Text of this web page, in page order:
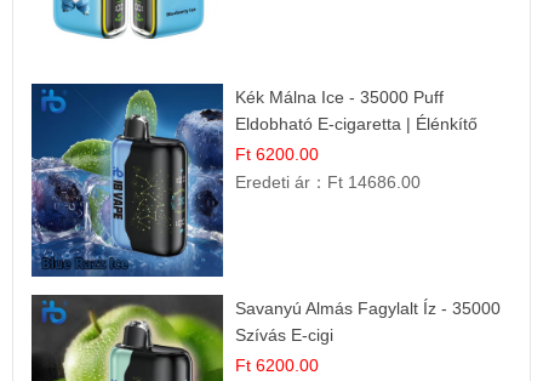
Kék Málna Ice - 35000 Puff
Eldobható E-cigaretta | Élénkítő
Gyümölcsös Frissesség!
Ft 6200.00
Eredeti ár： Ft 14686.00
Savanyú Almás Fagylalt Íz - 35000
Szívás E-cigi
Ft 6200.00